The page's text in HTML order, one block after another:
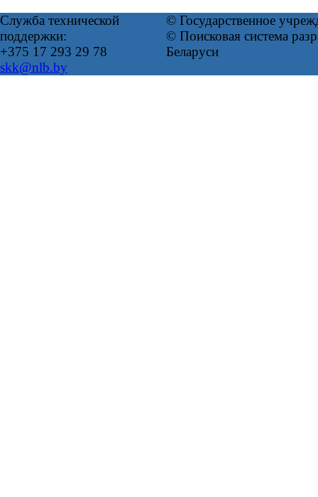
Служба технической
поддержки:
+375 17 293 29 78
skk@nlb.by
© Государственное
© Поисковая система
Беларуси